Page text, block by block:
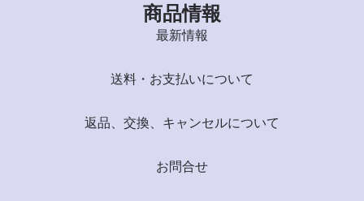
商品情報
最新情報
送料・お支払いについて
返品、交換、キャンセルについて
お問合せ